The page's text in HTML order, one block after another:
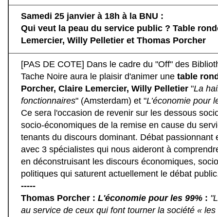
Samedi 25 janvier à 18h à la BNU :
Qui veut la peau du service public ? Table
Lemercier, Willy Pelletier et Thomas Porcher
[PAS DE COTE] Dans le cadre du "Off" des
Tache Noire aura le plaisir d'animer une table
Porcher, Claire Lemercier, Willy Pelletier "La
fonctionnaires" (Amsterdam) et "L’économie pour
Ce sera l'occasion de revenir sur les dessous
socio-économiques de la remise en cause du
tenants du discours dominant. Débat passionnant
avec 3 spécialistes qui nous aideront à
en déconstruisant les discours économiques,
politiques qui saturent actuellement le débat
-----
Thomas Porcher : L'économie pour les 99% :
au service de ceux qui font tourner la société «